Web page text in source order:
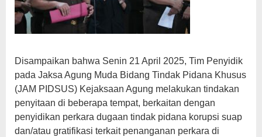
Disampaikan bahwa Senin 21 April 2025, Tim Penyidik
pada Jaksa Agung Muda Bidang Tindak Pidana Khusus
(JAM PIDSUS) Kejaksaan Agung melakukan tindakan
penyitaan di beberapa tempat, berkaitan dengan
penyidikan perkara dugaan tindak pidana korupsi suap
dan/atau gratifikasi terkait penanganan perkara di